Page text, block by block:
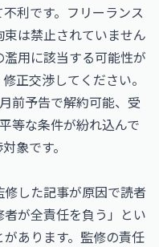
利です。フリーランス
は禁止されていません
用に該当する可能性が
正交渉してください。
前予告で解約可能、受
等な条件が紛れ込んで
象です。
した記事が原因で読者
が全責任を負う」とい
あります。監修の責任